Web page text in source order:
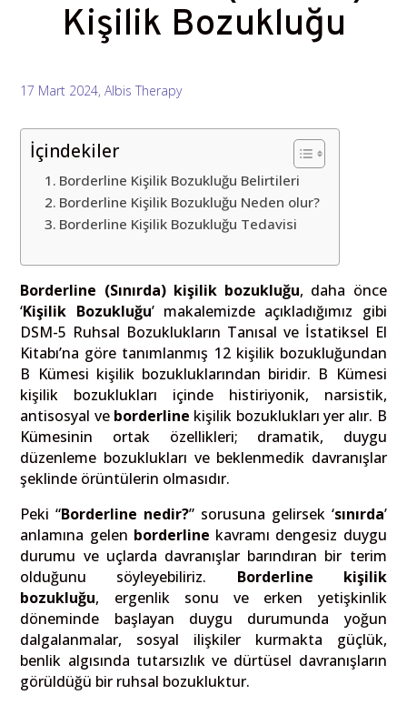
Kişilik Bozukluğu
17 Mart 2024, Albis Therapy
İçindekiler
Borderline Kişilik Bozukluğu Belirtileri
Borderline Kişilik Bozukluğu Neden olur?
Borderline Kişilik Bozukluğu Tedavisi
Borderline (Sınırda) kişilik bozukluğu, daha önce
‘Kişilik Bozukluğu’ makalemizde açıkladığımız gibi
DSM-5 Ruhsal Bozuklukların Tanısal ve İstatiksel El
Kitabı’na göre tanımlanmış 12 kişilik bozukluğundan
B Kümesi kişilik bozukluklarından biridir. B Kümesi
kişilik bozuklukları içinde histiriyonik, narsistik,
antisosyal ve borderline kişilik bozuklukları yer alır. B
Kümesinin ortak özellikleri; dramatik, duygu
düzenleme bozuklukları ve beklenmedik davranışlar
şeklinde örüntülerin olmasıdır.
Peki “Borderline nedir?” sorusuna gelirsek ‘sınırda’
anlamına gelen borderline kavramı dengesiz duygu
durumu ve uçlarda davranışlar barındıran bir terim
olduğunu söyleyebiliriz. Borderline kişilik
bozukluğu, ergenlik sonu ve erken yetişkinlik
döneminde başlayan duygu durumunda yoğun
dalgalanmalar, sosyal ilişkiler kurmakta güçlük,
benlik algısında tutarsızlık ve dürtüsel davranışların
görüldüğü bir ruhsal bozukluktur.